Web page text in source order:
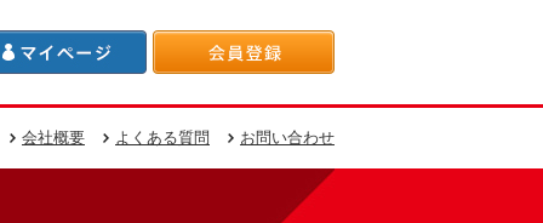
会社概要 よくある質問 お問い合わせ